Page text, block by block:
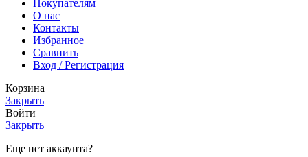
Покупателям
О нас
Контакты
Избранное
Сравнить
Вход / Регистрация
Корзина
Закрыть
Войти
Закрыть
Еще нет аккаунта?